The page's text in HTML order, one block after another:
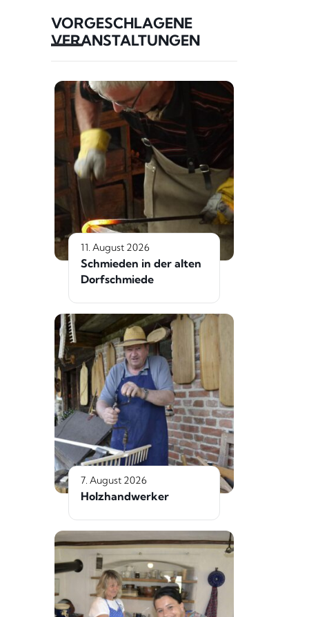
VORGESCHLAGENE
VERANSTALTUNGEN
11. August 2026
Schmieden in der alten
Dorfschmiede
7. August 2026
Holzhandwerker